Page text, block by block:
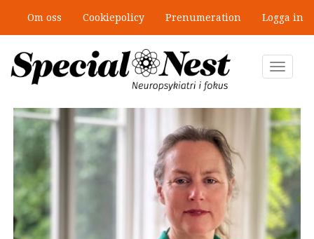
huvudinnehåll
Om oss Cookiepolicy Prenumeration Logga in
Toggle
”Jobbet gick bra – just därför togs
stödet bort”